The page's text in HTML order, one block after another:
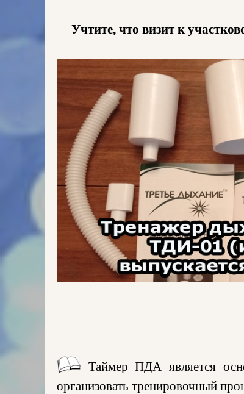
Учтите, что визит к
Таймер ПДА является
организовать тренировочный